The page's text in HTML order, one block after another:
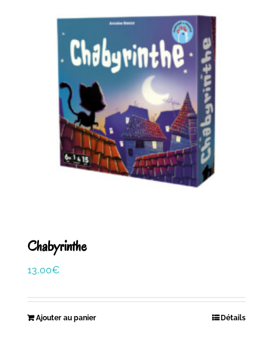
Chabyrinthe
13,00€
Ajouter au panier Détails